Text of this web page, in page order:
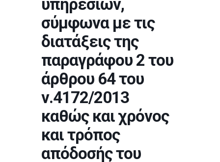
υπηρεσιών,
σύμφωνα με τις
διατάξεις της
παραγράφου 2 του
άρθρου 64 του
ν.4172/2013
καθώς και χρόνος
και τρόπος
απόδοσής του